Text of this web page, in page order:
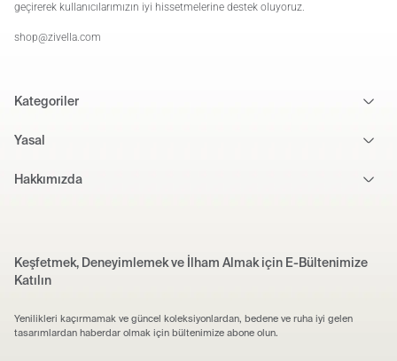
geçirerek kullanıcılarımızın iyi hissetmelerine destek oluyoruz.
shop@zivella.com
Kategoriler
Yasal
Hakkımızda
Keşfetmek, Deneyimlemek ve İlham Almak için E-Bültenimize
Katılın
Yenilikleri kaçırmamak ve güncel koleksiyonlardan, bedene ve ruha iyi gelen
tasarımlardan haberdar olmak için bültenimize abone olun.